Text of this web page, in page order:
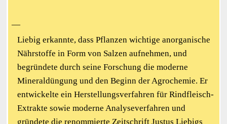
—
Liebig erkannte, dass Pflanzen wichtige anorganische
Nährstoffe in Form von Salzen aufnehmen, und
begründete durch seine Forschung die moderne
Mineraldüngung und den Beginn der Agrochemie. Er
entwickelte ein Herstellungsverfahren für Rindfleisch-
Extrakte sowie moderne Analyseverfahren und
gründete die renommierte Zeitschrift Justus Liebigs